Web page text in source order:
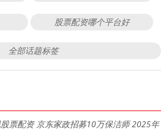
股票配资哪个平台好
全部话题标签
票配资 京东家政招募10万保洁师 2025年